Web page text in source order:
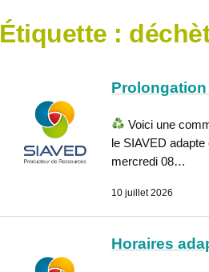
Étiquette :
Voici une
le SIAVED
mercredi 08…
10 juillet 2026
Horaires